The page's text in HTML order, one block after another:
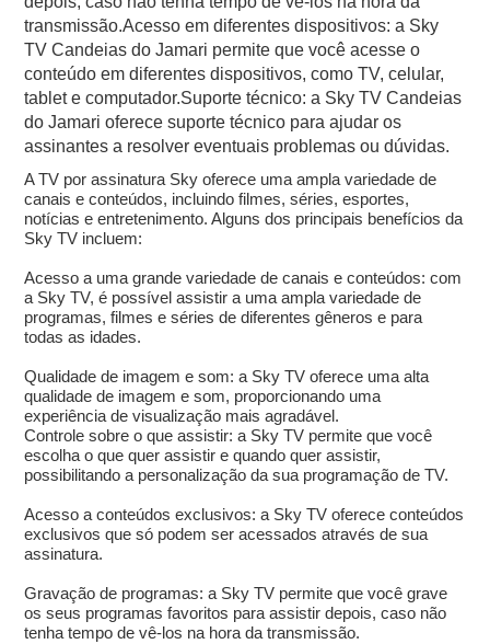
transmissão.Acesso em diferentes dispositivos: a Sky
TV Candeias do Jamari permite que você acesse o
conteúdo em diferentes dispositivos, como TV, celular,
tablet e computador.Suporte técnico: a Sky TV Candeias
do Jamari oferece suporte técnico para ajudar os
assinantes a resolver eventuais problemas ou dúvidas.
A TV por assinatura Sky oferece uma ampla variedade de
canais e conteúdos, incluindo filmes, séries, esportes,
notícias e entretenimento. Alguns dos principais benefícios da
Sky TV incluem:
Acesso a uma grande variedade de canais e conteúdos: com
a Sky TV, é possível assistir a uma ampla variedade de
programas, filmes e séries de diferentes gêneros e para
todas as idades.
Qualidade de imagem e som: a Sky TV oferece uma alta
qualidade de imagem e som, proporcionando uma
experiência de visualização mais agradável.
Controle sobre o que assistir: a Sky TV permite que você
escolha o que quer assistir e quando quer assistir,
possibilitando a personalização da sua programação de TV.
Acesso a conteúdos exclusivos: a Sky TV oferece conteúdos
exclusivos que só podem ser acessados através de sua
assinatura.
Gravação de programas: a Sky TV permite que você grave
os seus programas favoritos para assistir depois, caso não
tenha tempo de vê-los na hora da transmissão.